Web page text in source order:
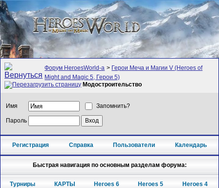
Форум HeroesWorld-а > Герои Меча и Магии V (Heroes of
Might and Magic 5, Герои 5)
Модостроительство
Имя Запомнить?
Пароль
Регистрация Справка Пользователи Календарь
Быстрая навигация по основным разделам форума:
Турниры КАРТЫ Heroes 6 Heroes 5 Heroes 4